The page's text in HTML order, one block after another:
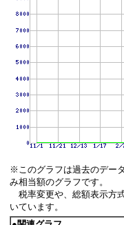
※このグラフは過去のデー
み相当額のグラフです。
税率変更や、総額表示方
いています。